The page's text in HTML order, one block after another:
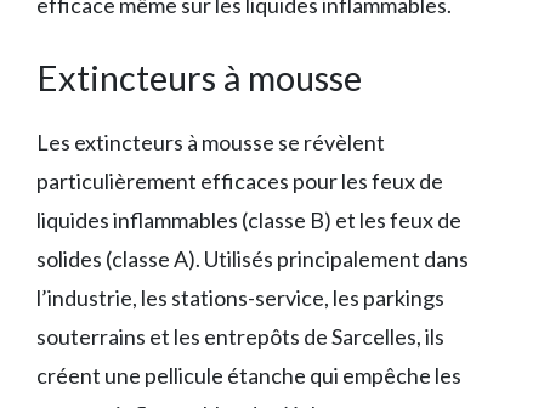
Extincteurs à mousse
Les extincteurs à mousse se révèlent
particulièrement efficaces pour les feux de
liquides inflammables (classe B) et les feux de
solides (classe A). Utilisés principalement dans
l’industrie, les stations-service, les parkings
souterrains et les entrepôts de Sarcelles, ils
créent une pellicule étanche qui empêche les